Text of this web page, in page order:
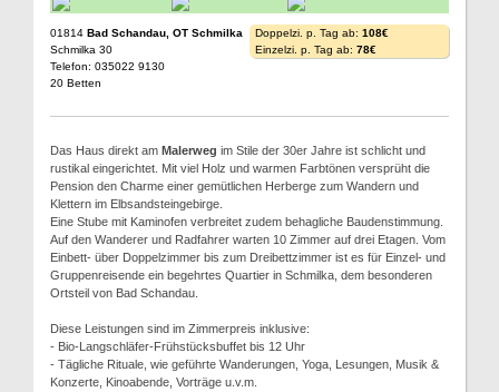
01814 Bad Schandau, OT Schmilka
Schmilka 30
Telefon: 035022 9130
20 Betten
Doppelzi. p. Tag ab: 108€
Einzelzi. p. Tag ab: 78€
Das Haus direkt am Malerweg im Stile der 30er Jahre ist schlicht und
rustikal eingerichtet. Mit viel Holz und warmen Farbtönen versprüht die
Pension den Charme einer gemütlichen Herberge zum Wandern und
Klettern im Elbsandsteingebirge.
Eine Stube mit Kaminofen verbreitet zudem behagliche Baudenstimmung.
Auf den Wanderer und Radfahrer warten 10 Zimmer auf drei Etagen. Vom
Einbett- über Doppelzimmer bis zum Dreibettzimmer ist es für Einzel- und
Gruppenreisende ein begehrtes Quartier in Schmilka, dem besonderen
Ortsteil von Bad Schandau.
Diese Leistungen sind im Zimmerpreis inklusive:
- Bio-Langschläfer-Frühstücksbuffet bis 12 Uhr
- Tägliche Rituale, wie geführte Wanderungen, Yoga, Lesungen, Musik &
Konzerte, Kinoabende, Vorträge u.v.m.